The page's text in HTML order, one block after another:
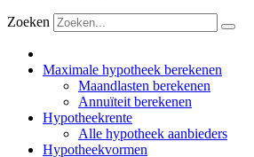
Zoeken
Maximale hypotheek berekenen
Maandlasten berekenen
Annuïteit berekenen
Hypotheekrente
Alle hypotheek aanbieders
Hypotheekvormen